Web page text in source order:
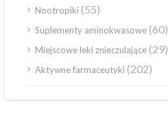
Nootropiki(55)
Suplementy aminokwasowe(60)
Miejscowe leki znieczulające(29)
Aktywne farmaceutyki(202)